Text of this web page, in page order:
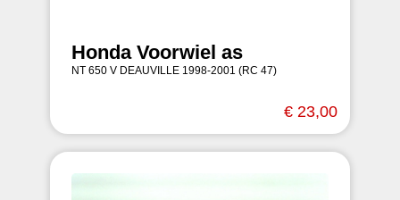
Honda Voorwiel as
NT 650 V DEAUVILLE 1998-2001 (RC 47)
€ 23,00